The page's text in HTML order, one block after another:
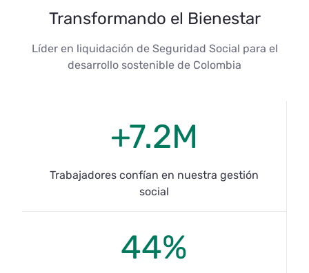
Transformando el Bienestar
Líder en liquidación de Seguridad Social para el
desarrollo sostenible de Colombia
+7.2M
Trabajadores confían en nuestra gestión
social
44%